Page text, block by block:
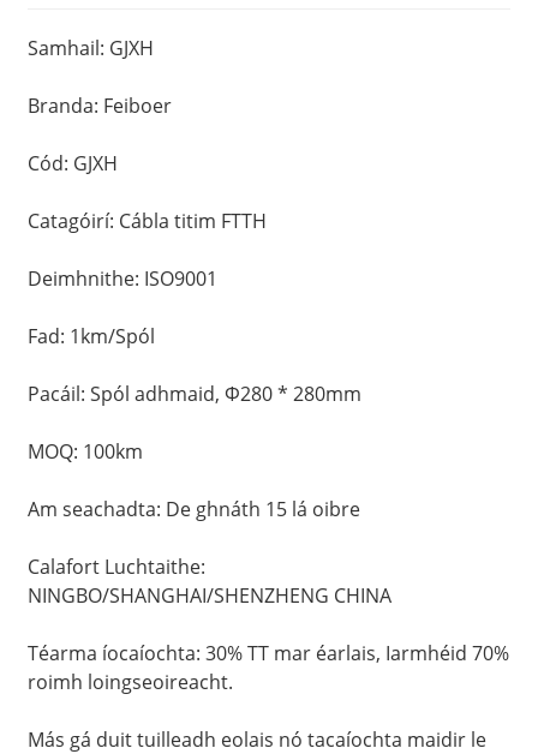
Samhail: GJXH
Branda: Feiboer
Cód: GJXH
Catagóirí: Cábla titim FTTH
Deimhnithe: ISO9001
Fad: 1km/Spól
Pacáil: Spól adhmaid, Φ280 * 280mm
MOQ: 100km
Am seachadta: De ghnáth 15 lá oibre
Calafort Luchtaithe:
NINGBO/SHANGHAI/SHENZHENG CHINA
Téarma íocaíochta: 30% TT mar éarlais, Iarmhéid 70%
roimh loingseoireacht.
Más gá duit tuilleadh eolais nó tacaíochta maidir le